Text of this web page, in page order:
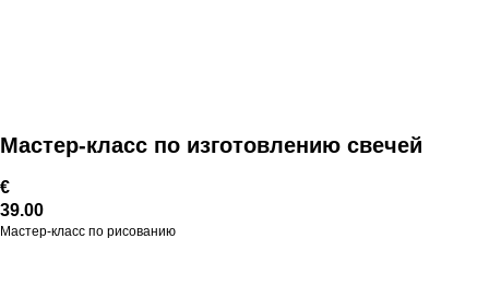
Мастер-класс по изготовлению свечей
€
39.00
Мастер-класс по рисованию